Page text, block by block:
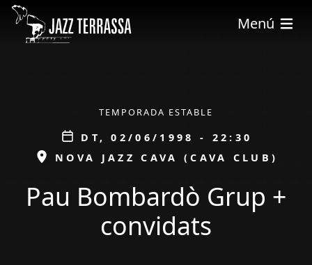
Vés al contingut
Menú
TEMPORADA ESTABLE
Data
DT, 02/06/1998 - 22:30
ESPAI
NOVA JAZZ CAVA (CAVA CLUB)
Pau Bombardò Grup +
convidats